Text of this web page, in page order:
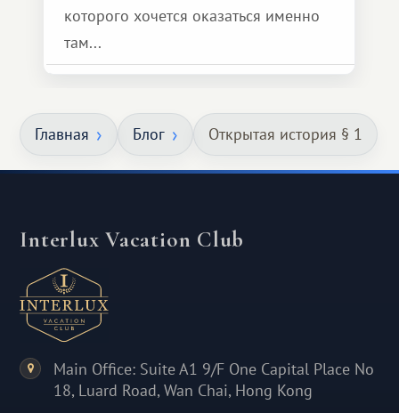
которого хочется оказаться именно
там...
Главная Блог Открытая история § 1
Interlux Vacation Club
Main Office: Suite A1 9/F One Capital Place No
18, Luard Road, Wan Chai, Hong Kong